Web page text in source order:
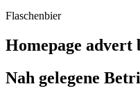
Flaschenbier
Homepage advert
Nah gelegene